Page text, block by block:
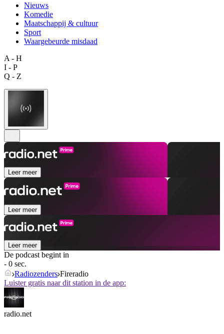
Nieuws
Komedie
Maatschappij & cultuur
Sport
Waargebeurde misdaad
A - H
I - P
Q - Z
Leer meer
Leer meer
Leer meer
De podcast begint in
- 0 sec.
Radiozenders Fireradio
Luister gratis naar dit station in de app:
radio.net